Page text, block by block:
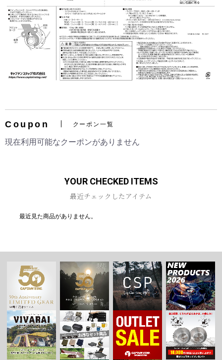
Coupon クーポン一覧
現在利用可能なクーポンがありません
YOUR CHECKED ITEMS
最近チェックしたアイテム
最近見た商品がありません。